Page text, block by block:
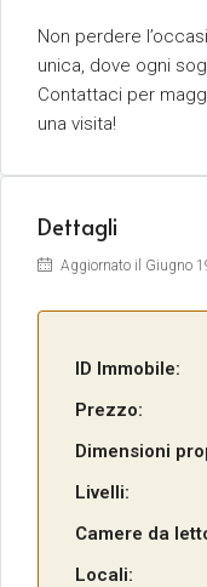
Non perdere
unica, dove ogni
Contattaci per
una visita!
Dettagli
Aggiornato il Giugno
ID Immobile:
Prezzo:
Dimensioni
Livelli:
Camere da
Locali: